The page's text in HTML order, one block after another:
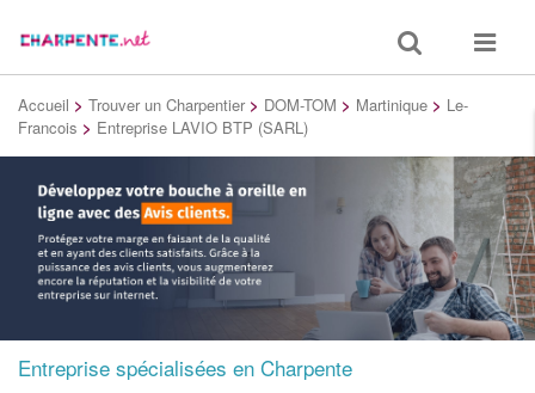
Toggle
search
Toggle
Accueil > Trouver un Charpentier > DOM-TOM > Martinique > Le-
Francois > Entreprise LAVIO BTP (SARL)
Entreprise spécialisées en Charpente